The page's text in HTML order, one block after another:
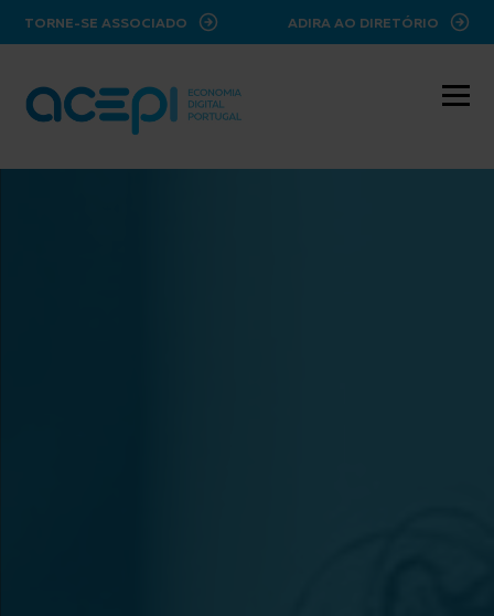
TORNE-SE ASSOCIADO ADIRA AO DIRETÓRIO